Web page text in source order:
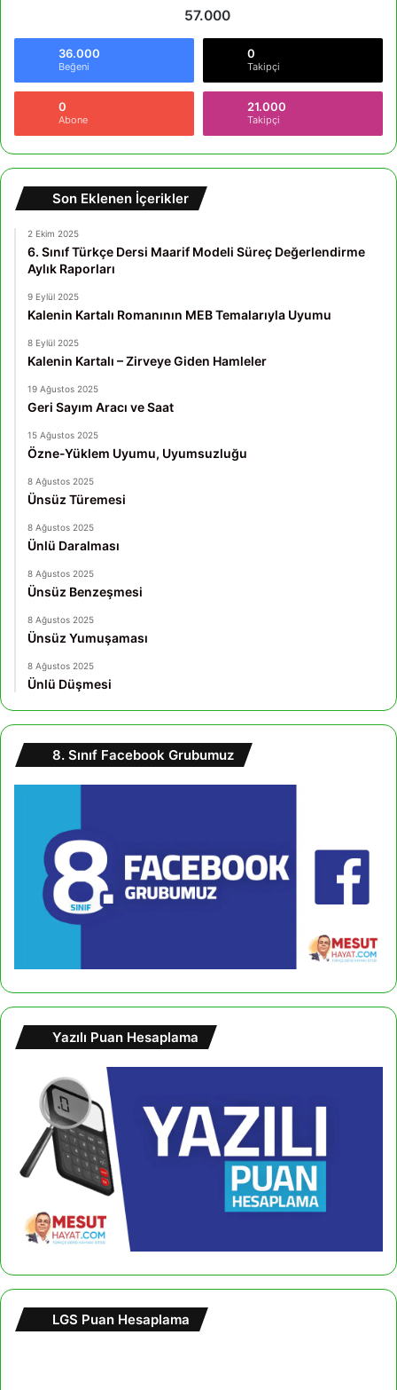
57.000
36.000
Beğeni
0
Takipçi
0
Abone
21.000
Takipçi
Son Eklenen İçerikler
2 Ekim 2025
6. Sınıf Türkçe Dersi Maarif Modeli Süreç Değerlendirme
Aylık Raporları
9 Eylül 2025
Kalenin Kartalı Romanının MEB Temalarıyla Uyumu
8 Eylül 2025
Kalenin Kartalı – Zirveye Giden Hamleler
19 Ağustos 2025
Geri Sayım Aracı ve Saat
15 Ağustos 2025
Özne-Yüklem Uyumu, Uyumsuzluğu
8 Ağustos 2025
Ünsüz Türemesi
8 Ağustos 2025
Ünlü Daralması
8 Ağustos 2025
Ünsüz Benzeşmesi
8 Ağustos 2025
Ünsüz Yumuşaması
8 Ağustos 2025
Ünlü Düşmesi
8. Sınıf Facebook Grubumuz
Yazılı Puan Hesaplama
LGS Puan Hesaplama